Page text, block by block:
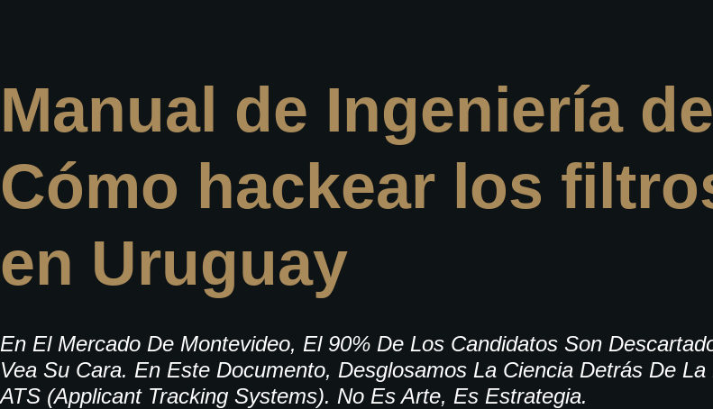
Manual de Ingeniería
Cómo hackear los
en Uruguay
En El Mercado De Montevideo, El 90% De Los Candidatos Son
Vea Su Cara. En Este Documento, Desglosamos La Ciencia Detrás De La
ATS (Applicant Tracking Systems). No Es Arte, Es Estrategia.